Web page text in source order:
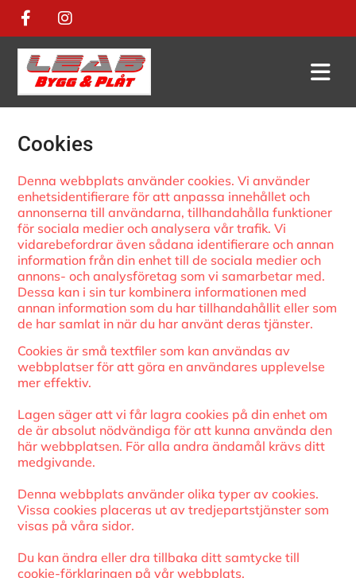
Cookies
Denna webbplats använder cookies. Vi använder
enhetsidentifierare för att anpassa innehållet och
annonserna till användarna, tillhandahålla funktioner
för sociala medier och analysera vår trafik. Vi
vidarebefordrar även sådana identifierare och annan
information från din enhet till de sociala medier och
annons- och analysföretag som vi samarbetar med.
Dessa kan i sin tur kombinera informationen med
annan information som du har tillhandahållit eller som
de har samlat in när du har använt deras tjänster.
Cookies är små textfiler som kan användas av
webbplatser för att göra en användares upplevelse
mer effektiv.
Lagen säger att vi får lagra cookies på din enhet om
de är absolut nödvändiga för att kunna använda den
här webbplatsen. För alla andra ändamål krävs ditt
medgivande.
Denna webbplats använder olika typer av cookies.
Vissa cookies placeras ut av tredjepartstjänster som
visas på våra sidor.
Du kan ändra eller dra tillbaka ditt samtycke till
cookie-förklaringen på vår webbplats.